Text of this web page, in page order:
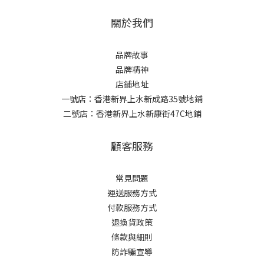
關於我們
品牌故事
品牌精神
店鋪地址
一號店：香港新界上水新成路35號地鋪
二號店：香港新界上水新康街47C地鋪
顧客服務
常見問題
運送服務方式
付款服務方式
退換貨政策
條款與細則
防詐騙宣導